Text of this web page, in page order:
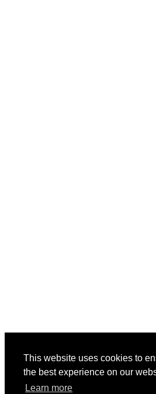
This website uses cookies to
the best experience on our
Learn more